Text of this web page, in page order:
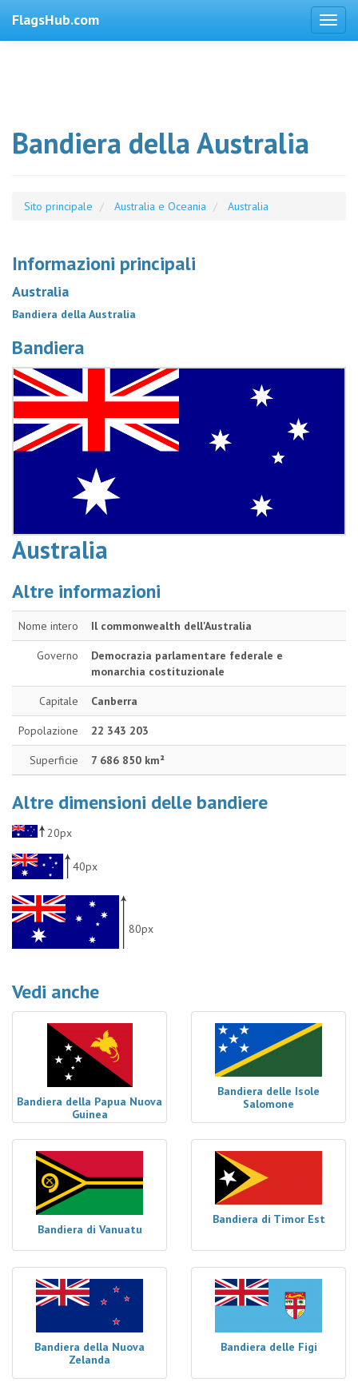
FlagsHub.com
Bandiera della Australia
Sito principale Australia e Oceania Australia
Informazioni principali
Australia
Bandiera della Australia
Bandiera
Australia
Altre informazioni
Nome intero Il commonwealth dell'Australia
Governo
Democrazia parlamentare federale e
monarchia costituzionale
Capitale Canberra
Popolazione 22 343 203
Superficie 7 686 850 km²
Altre dimensioni delle bandiere
20px
40px
80px
Vedi anche
Bandiera della Papua Nuova
Guinea
Bandiera delle Isole
Salomone
Bandiera di Vanuatu
Bandiera di Timor Est
Bandiera della Nuova
Zelanda
Bandiera delle Figi